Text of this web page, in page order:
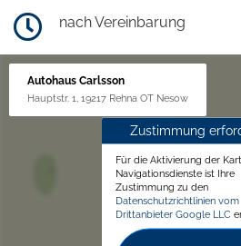
nach Vereinbarung
Autohaus Carlsson
Hauptstr. 1, 19217 Rehna OT Nesow
Zustimmung
Für die Aktivierung der
Navigationsdienste ist Ihre
Zustimmung zu den
Datenschutzrichtlinien vom
Drittanbieter Google LLC